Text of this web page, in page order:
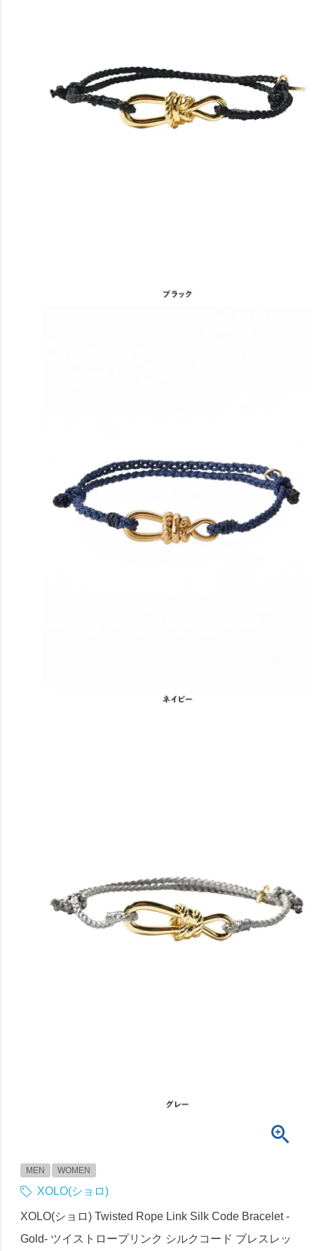
MEN WOMEN
XOLO(ショロ)
XOLO(ショロ) Twisted Rope Link Silk Code Bracelet -
Gold- ツイストロープリンク シルクコード ブレスレッ